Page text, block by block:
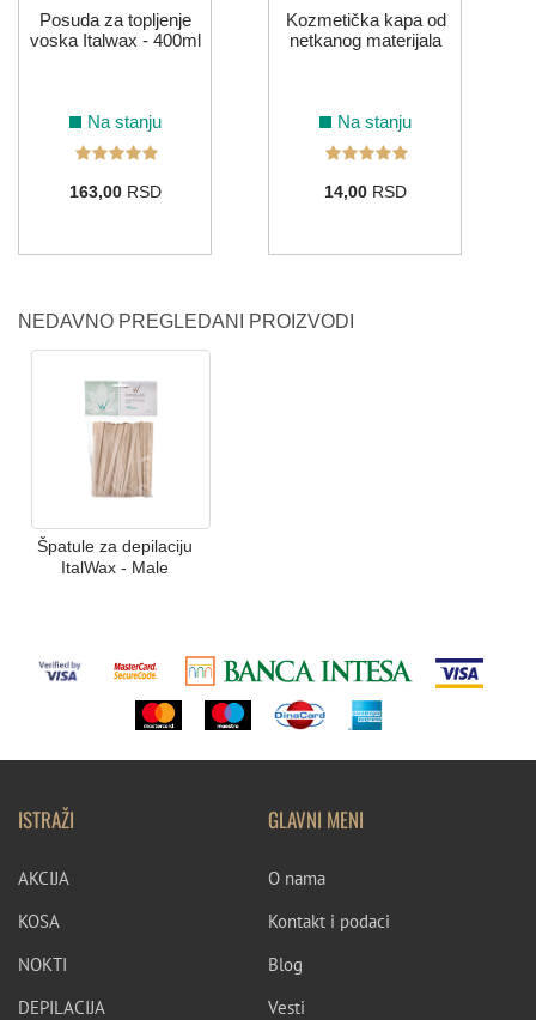
Posuda za topljenje
voska Italwax - 400ml
Na stanju
163,00RSD
Kozmetička kapa od
netkanog materijala
Na stanju
14,00RSD
NEDAVNO PREGLEDANI PROIZVODI
Špatule za depilaciju
ItalWax - Male
ISTRAŽI
AKCIJA
KOSA
NOKTI
DEPILACIJA
GLAVNI MENI
O nama
Kontakt i podaci
Blog
Vesti